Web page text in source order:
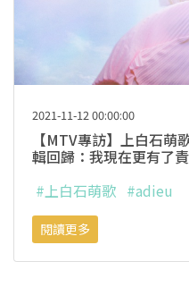
2021-11-12 00:00:00
【MTV專訪】上白石
輯回歸：我現在更有了
#上白石萌歌 #adieu
閱讀更多